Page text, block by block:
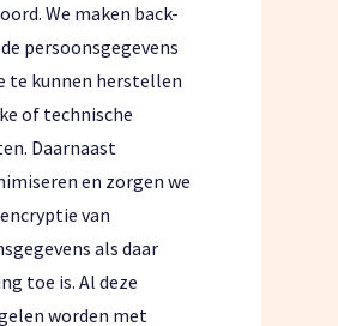
We maken back-
persoonsgegevens
te kunnen herstellen
of technische
Daarnaast
en zorgen we
van
als daar
toe is. Al deze
worden met